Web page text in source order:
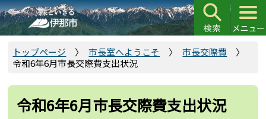
こ
の
ペ
トップページ 市長室へようこそ
市長交際費
令和6年6月市長交際費支出状況
令和6年6月市長交際費支出状況